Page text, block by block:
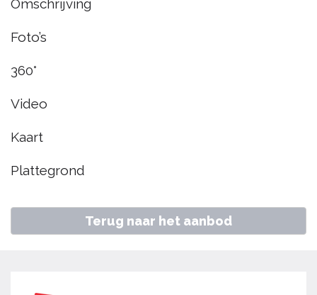
€ 365.000
Omschrijving
Foto’s
360°
Video
Kaart
Plattegrond
Terug naar het aanbod